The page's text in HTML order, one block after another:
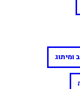
ומיתוג